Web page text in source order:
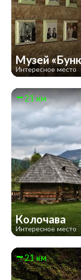
Музей
Интересное место
21 км
Колочава
Интересное место
21 км